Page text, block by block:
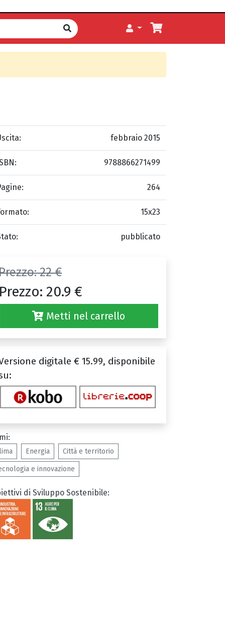
febbraio 2015
9788866271499
264
15x23
pubblicato
22 €
Prezzo: 20.9 €
Metti nel carrello
digitale € 15.99, disponibile
Energia Città e territorio
e innovazione
di Sviluppo Sostenibile: